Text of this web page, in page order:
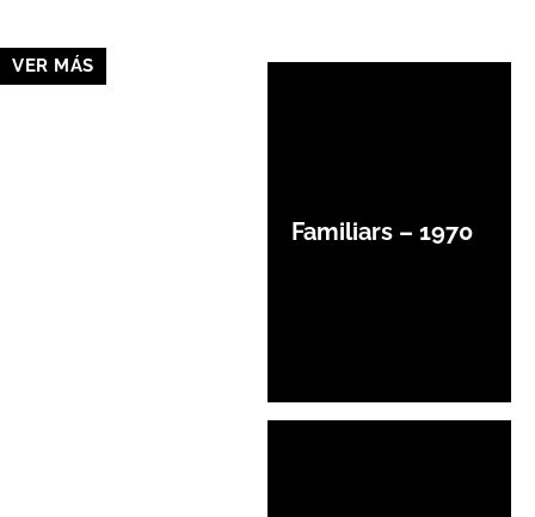
VER MÁS
Familiars – 1970